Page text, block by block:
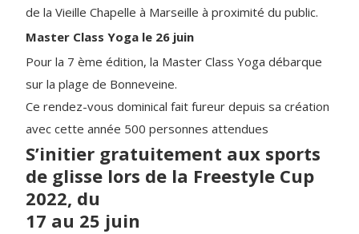
de la Vieille Chapelle à Marseille à proximité du public.
Master Class Yoga le 26 juin
Pour la 7 ème édition, la Master Class Yoga débarque
sur la plage de Bonneveine.
Ce rendez-vous dominical fait fureur depuis sa création
avec cette année 500 personnes attendues
S’initier gratuitement aux sports
de glisse lors de la Freestyle Cup
2022, du
17 au 25 juin